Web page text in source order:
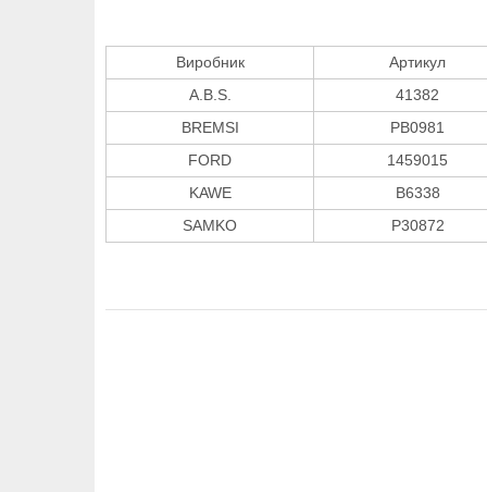
Виробник
Артикул
A.B.S.
41382
BREMSI
PB0981
FORD
1459015
KAWE
B6338
SAMKO
P30872